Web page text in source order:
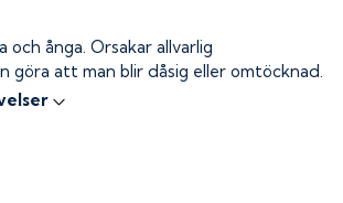
och ånga. Orsakar allvarlig
göra att man blir dåsig eller omtöcknad.